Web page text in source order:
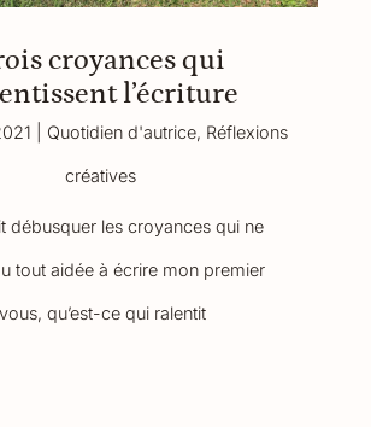
croyances qui
l’écriture
Quotidien d'autrice, Réflexions
créatives
débusquer les croyances qui ne
tout aidée à écrire mon premier
qu’est-ce qui ralentit